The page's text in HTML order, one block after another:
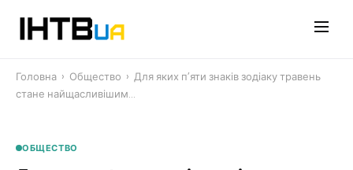
Головна › Общество › Для яких п’яти знаків зодіаку травень
стане найщасливішим…
ОБЩЕСТВО